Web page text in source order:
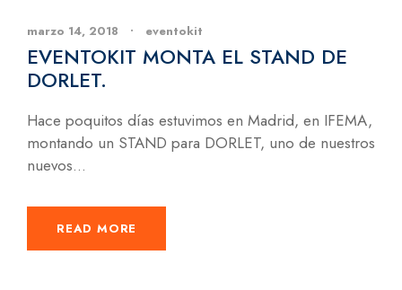
marzo 14, 2018 • eventokit
EVENTOKIT MONTA EL STAND DE
DORLET.
Hace poquitos días estuvimos en Madrid, en IFEMA,
montando un STAND para DORLET, uno de nuestros
nuevos...
READ MORE